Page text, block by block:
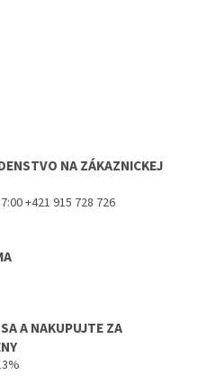
NA ZÁKAZNICKEJ
+421 915 728 726
A NAKUPUJTE ZA